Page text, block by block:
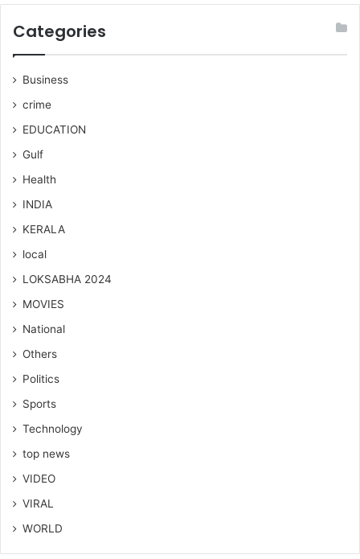
Categories
Business
crime
EDUCATION
Gulf
Health
INDIA
KERALA
local
LOKSABHA 2024
MOVIES
National
Others
Politics
Sports
Technology
top news
VIDEO
VIRAL
WORLD